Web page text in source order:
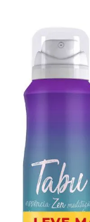
herbissimo
creme
spray
creme